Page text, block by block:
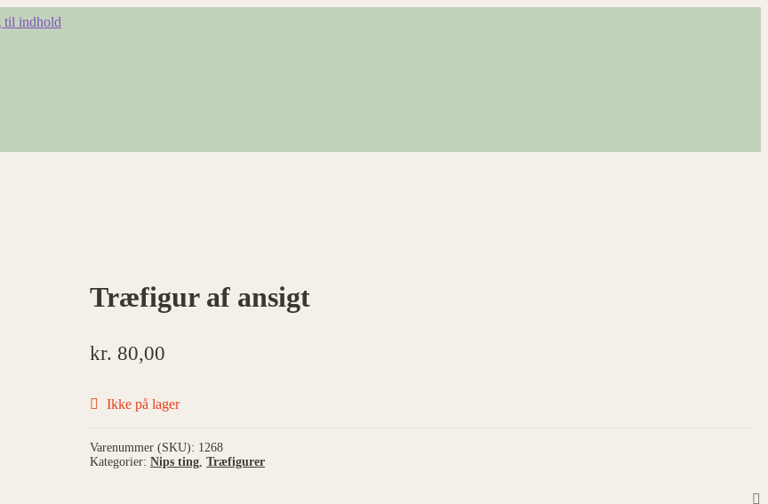
til indhold
Træfigur af ansigt
kr. 80,00
Ikke på lager
Varenummer (SKU): 1268
Kategorier:Nips ting,Træfigurer